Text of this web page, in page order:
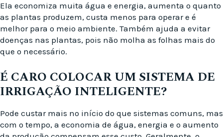
Ela economiza muita água e energia, aumenta o quanto
as plantas produzem, custa menos para operar e é
melhor para o meio ambiente. Também ajuda a evitar
doenças nas plantas, pois não molha as folhas mais do
que o necessário.
É CARO COLOCAR UM SISTEMA DE
IRRIGAÇÃO INTELIGENTE?
Pode custar mais no início do que sistemas comuns, mas
com o tempo, a economia de água, energia e o aumento